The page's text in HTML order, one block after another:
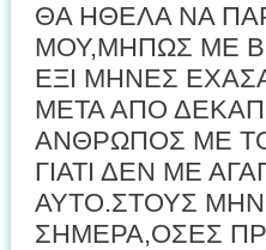
ΘΑ ΗΘΕΛΑ ΝΑ
ΜΟΥ,ΜΗΠΩΣ ΜΕ
ΕΞΙ ΜΗΝΕΣ
ΜΕΤΑ ΑΠΟ
ΑΝΘΡΩΠΟΣ ΜΕ
ΓΙΑΤΙ ΔΕΝ ΜΕ
ΑΥΤΟ.ΣΤΟΥΣ
ΣΗΜΕΡΑ,ΟΣΕΣ